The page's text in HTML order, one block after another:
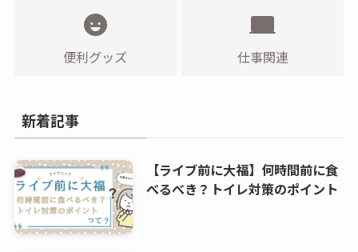
便利グッズ 仕事関連
新着記事
【ライブ前に大福】何時間前に食
べるべき？トイレ対策のポイント